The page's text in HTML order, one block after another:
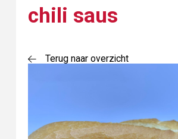
chili saus
Terug naar overzicht